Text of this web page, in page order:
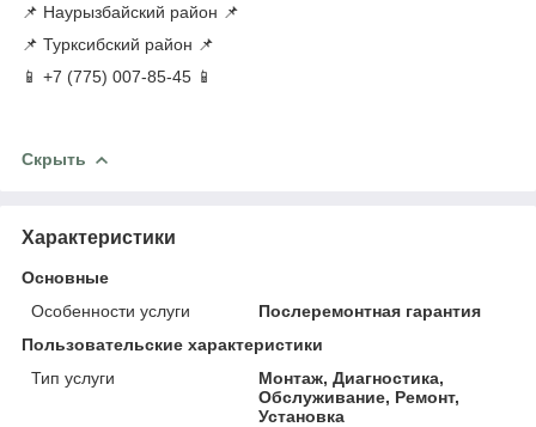
📌 Наурызбайский район 📌
📌 Турксибский район 📌
📱 +7 (775) 007-85-45 📱
Скрыть
Характеристики
Основные
Особенности услуги
Послеремонтная гарантия
Пользовательские характеристики
Тип услуги
Монтаж, Диагностика,
Обслуживание, Ремонт,
Установка